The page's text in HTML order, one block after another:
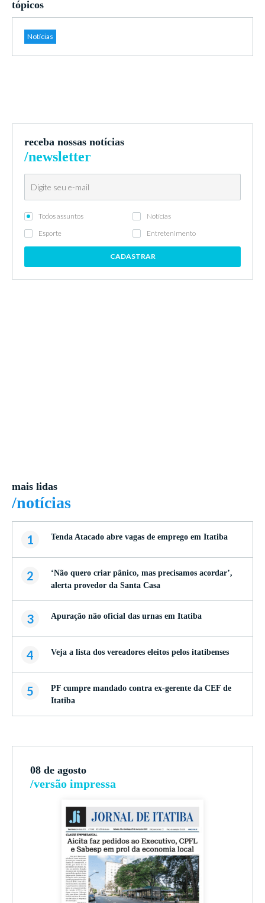
tópicos
Notícias
receba nossas notícias
/newsletter
Todos assuntos
Notícias
Esporte
Entretenimento
CADASTRAR
mais lidas
/notícias
1 Tenda Atacado abre vagas de emprego em Itatiba
2
‘Não quero criar pânico, mas precisamos acordar’,
alerta provedor da Santa Casa
3 Apuração não oficial das urnas em Itatiba
4 Veja a lista dos vereadores eleitos pelos itatibenses
5
PF cumpre mandado contra ex-gerente da CEF de
Itatiba
08 de agosto
/versão impressa